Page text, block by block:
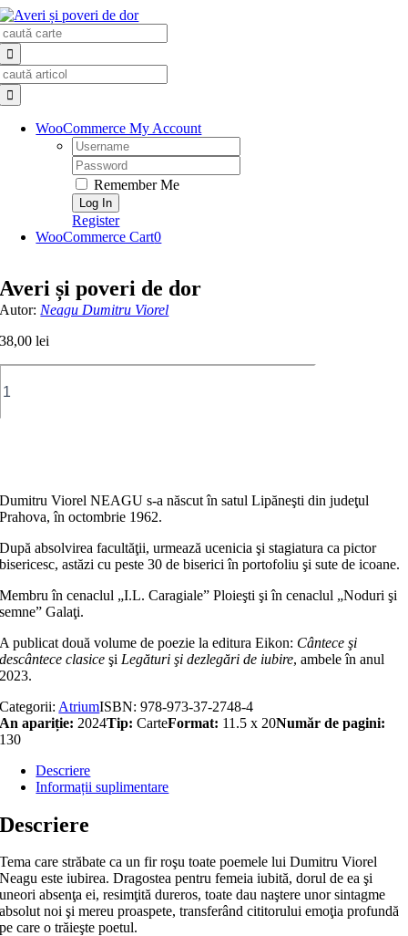
Skip
to
content
WooCommerce My Account
Username:
Password:
Remember Me
Register
WooCommerce Cart0
Averi și poveri de dor
Autor: Neagu Dumitru Viorel
38,00lei
Dumitru Viorel NEAGU s-a născut în satul Lipăneşti din judeţul
Prahova, în octombrie 1962.
După absolvirea facultăţii, urmează ucenicia şi stagiatura ca pictor
bisericesc, astăzi cu peste 30 de biserici în portofoliu şi sute de icoane.
Membru în cenaclul „I.L. Caragiale” Ploieşti şi în cenaclul „Noduri şi
semne” Galaţi.
A publicat două volume de poezie la editura Eikon: Cântece şi
descântece clasice şi Legături şi dezlegări de iubire, ambele în anul
2023.
Categorii: AtriumISBN:978-973-37-2748-4
An apariție: 2024Tip: CarteFormat: 11.5 x 20Număr de pagini:
130
Descriere
Informații suplimentare
Descriere
Tema care străbate ca un fir roşu toate poemele lui Dumitru Viorel
Neagu este iubirea. Dragostea pentru femeia iubită, dorul de ea şi
uneori absenţa ei, resimţită dureros, toate dau naştere unor sintagme
absolut noi şi mereu proaspete, transferând cititorului emoţia profundă
pe care o trăieşte poetul.